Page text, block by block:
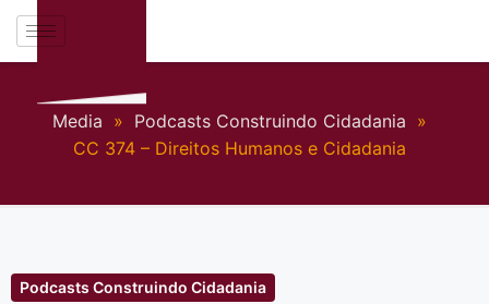
Media » Podcasts Construindo Cidadania »
CC 374 – Direitos Humanos e Cidadania
Podcasts Construindo Cidadania